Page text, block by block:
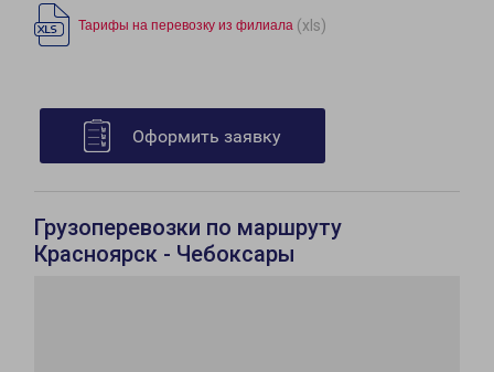
Тарифы на перевозку из филиала (xls)
Оформить заявку
Грузоперевозки по маршруту
Красноярск - Чебоксары